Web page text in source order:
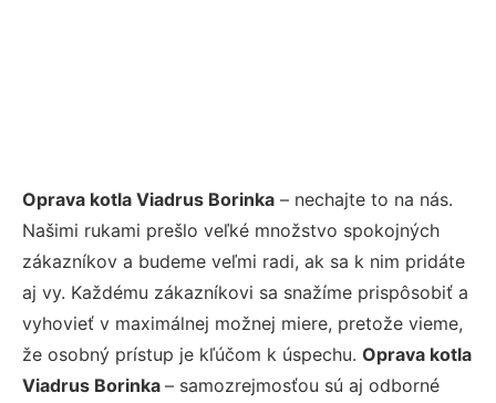
Oprava kotla Viadrus Borinka – nechajte to na nás.
Našimi rukami prešlo veľké množstvo spokojných
zákazníkov a budeme veľmi radi, ak sa k nim pridáte
aj vy. Každému zákazníkovi sa snažíme prispôsobiť a
vyhovieť v maximálnej možnej miere, pretože vieme,
že osobný prístup je kľúčom k úspechu. Oprava kotla
Viadrus Borinka – samozrejmosťou sú aj odborné